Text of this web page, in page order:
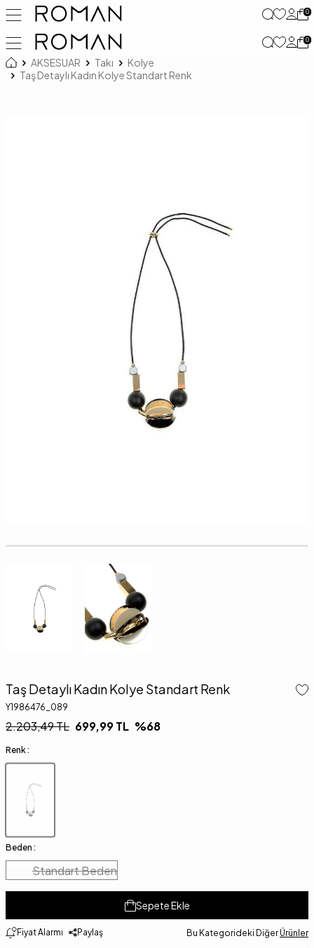
0
0
AKSESUAR Takı
Kolye
Taş Detaylı Kadın Kolye Standart Renk
Taş Detaylı Kadın Kolye Standart Renk
Y1986476_089
2.203,49TL 699,99TL %68
Renk :
Beden :
Standart Beden
Sepete Ekle
Fiyat Alarmı Paylaş Bu Kategorideki Diğer Ürünler